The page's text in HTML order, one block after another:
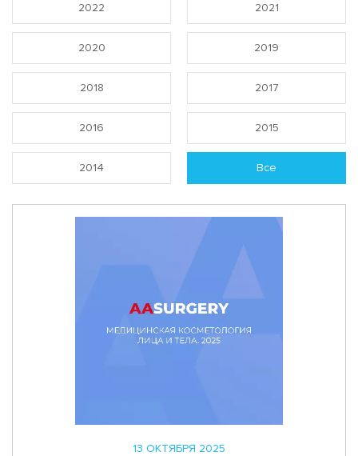
2022 2021
2020 2019
2018 2017
2016 2015
2014 Все
13 ОКТЯБРЯ 2025